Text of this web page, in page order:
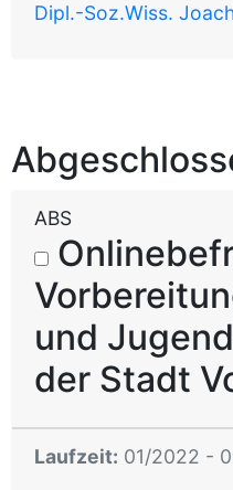
Dipl.-Soz.Wiss.
ABS
und
der Stadt
Laufzeit: 01/2022 -